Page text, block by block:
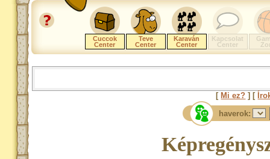
Cuccok
Center
Teve
Center
Karaván
Center
Kapcsolat
Center
[ Mi ez? ] [
haverok: